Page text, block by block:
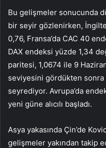
Bu gelişmeler sonucunda
bir seyir gözlenirken,
0,76, Fransa’da CAC 40
DAX endeksi yüzde 1,34
paritesi, 1,0674 ile 9
seviyesini gördükten sonra
seyrediyor. Avrupa’da
yeni güne alıcılı başladı.
Asya yakasında Çin’de
gelişmeler yakından takip